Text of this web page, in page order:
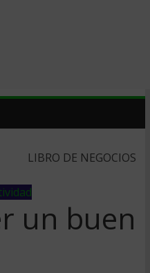
LIBRO DE NEGOCIOS
un buen